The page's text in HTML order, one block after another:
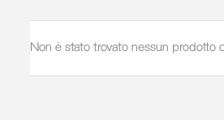
Non è stato trovato nessun prodotto